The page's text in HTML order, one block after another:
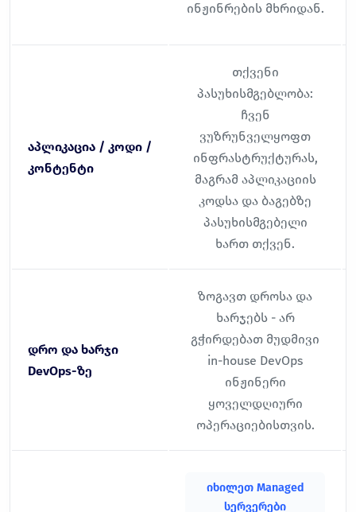
ინჟინრების მხრიდან.
აპლიკაცია / კოდი /
კონტენტი
თქვენი
პასუხისმგებლობა:
ჩვენ
ვუზრუნველყოფთ
ინფრასტრუქტურას,
მაგრამ აპლიკაციის
კოდსა და ბაგებზე
პასუხისმგებელი
ხართ თქვენ.
დრო და ხარჯი
DevOps-ზე
ზოგავთ დროსა და
ხარჯებს - არ
გჭირდებათ მუდმივი
in-house DevOps
ინჟინერი
ყოველდღიური
ოპერაციებისთვის.
იხილეთ Managed
სერვერები